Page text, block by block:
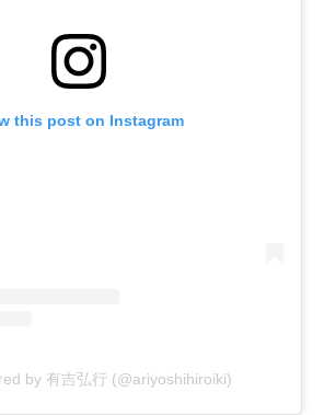
this post on Instagram
by 有吉弘行 (@ariyoshihiroiki)